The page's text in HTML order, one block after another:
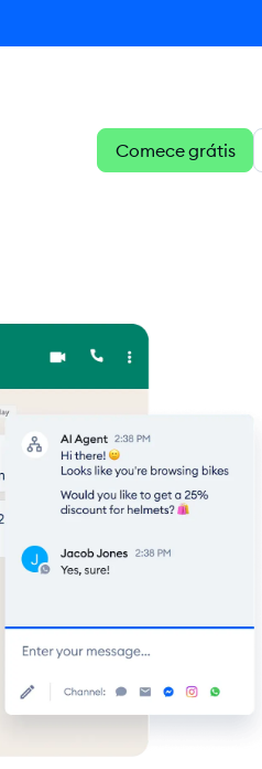
Comece grátis